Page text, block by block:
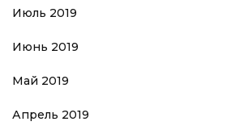
Июль 2019
Июнь 2019
Май 2019
Апрель 2019